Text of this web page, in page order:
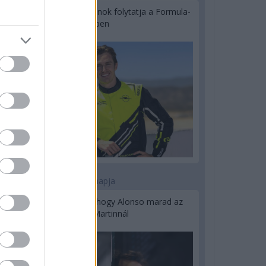
Újabb korábbi F2-es bajnok folytatja a Formula-
E-ben
2 napja
Newey biztos benne, hogy Alonso marad az
Aston Martinnál